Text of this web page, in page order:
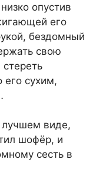
опустив
его
бездомный
свою
его сухим,
виде,
шофёр, и
сесть в